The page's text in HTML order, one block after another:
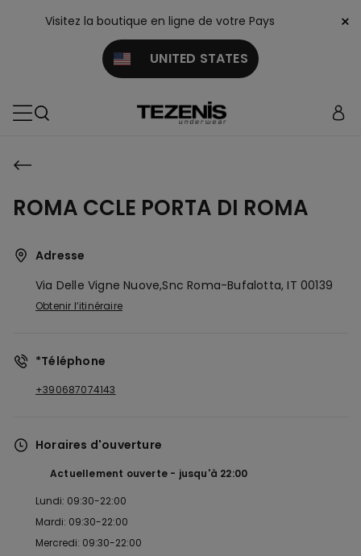
Visitez la boutique en ligne de votre Pays
UNITED STATES
×
ROMA CCLE PORTA DI ROMA
Adresse
Via Delle Vigne Nuove,sncRoma-Bufalotta, IT00139
Obtenir l’itinéraire
*Téléphone
+390687074143
Horaires d'ouverture
Actuellement ouverte jusqu'à 22:00
Lundi: 09:30-22:00
Mardi: 09:30-22:00
Mercredi: 09:30-22:00